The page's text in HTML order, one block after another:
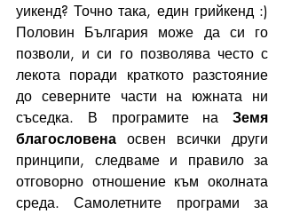
уикенд? Точно така, един грийкенд :)
Половин България може да си го
позволи, и си го позволява често с
лекота поради краткото разстояние
до северните части на южната ни
съседка. В програмите на Земя
благословена освен всички други
принципи, следваме и правило за
отговорно отношение към околната
среда. Самолетните програми за